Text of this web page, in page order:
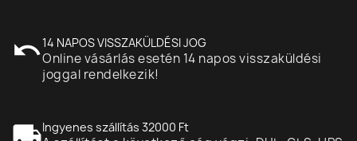
undo14 NAPOS VISSZAKÜLDÉSI JOG
Online vásárlás esetén 14 napos visszaküldési
joggal rendelkezik!
local_shippingIngyenes szállítás 32000 Ft